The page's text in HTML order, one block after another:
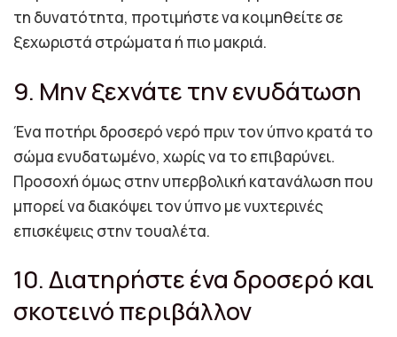
τη δυνατότητα, προτιμήστε να κοιμηθείτε σε
ξεχωριστά στρώματα ή πιο μακριά.
9. Μην ξεχνάτε την ενυδάτωση
Ένα ποτήρι δροσερό νερό πριν τον ύπνο κρατά το
σώμα ενυδατωμένο, χωρίς να το επιβαρύνει.
Προσοχή όμως στην υπερβολική κατανάλωση που
μπορεί να διακόψει τον ύπνο με νυχτερινές
επισκέψεις στην τουαλέτα.
10. Διατηρήστε ένα δροσερό και
σκοτεινό περιβάλλον